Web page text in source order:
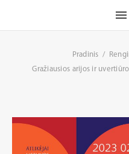
Pradinis
Gražiausios arijos ir